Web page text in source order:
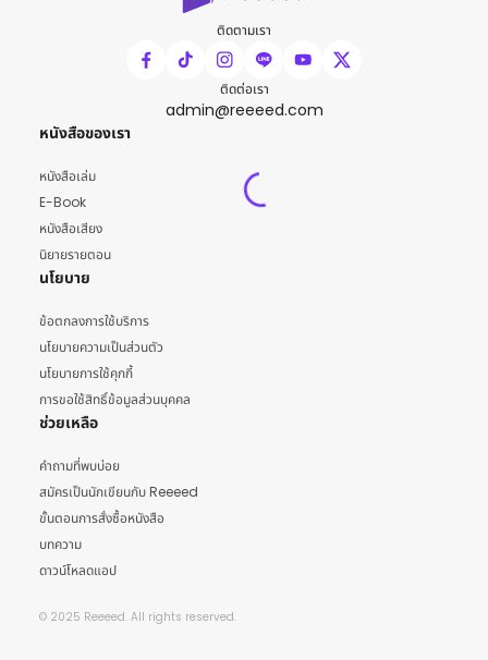
ติดตามเรา
ติดต่อเรา
admin@reeeed.com
หนังสือของเรา
หนังสือเล่ม
E-Book
หนังสือเสียง
นิยายรายตอน
นโยบาย
ข้อตกลงการใช้บริการ
นโยบายความเป็นส่วนตัว
นโยบายการใช้คุกกี้
การขอใช้สิทธิ์ข้อมูลส่วนบุคคล
ช่วยเหลือ
คำถามที่พบบ่อย
สมัครเป็นนักเขียนกับ Reeeed
ขั้นตอนการสั่งซื้อหนังสือ
บทความ
ดาวน์โหลดแอป
© 2025 Reeeed. All rights reserved.